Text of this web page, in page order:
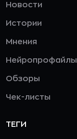
Новости
Истории
Мнения
Нейропрофайлы
Обзоры
Чек-листы
ТЕГИ